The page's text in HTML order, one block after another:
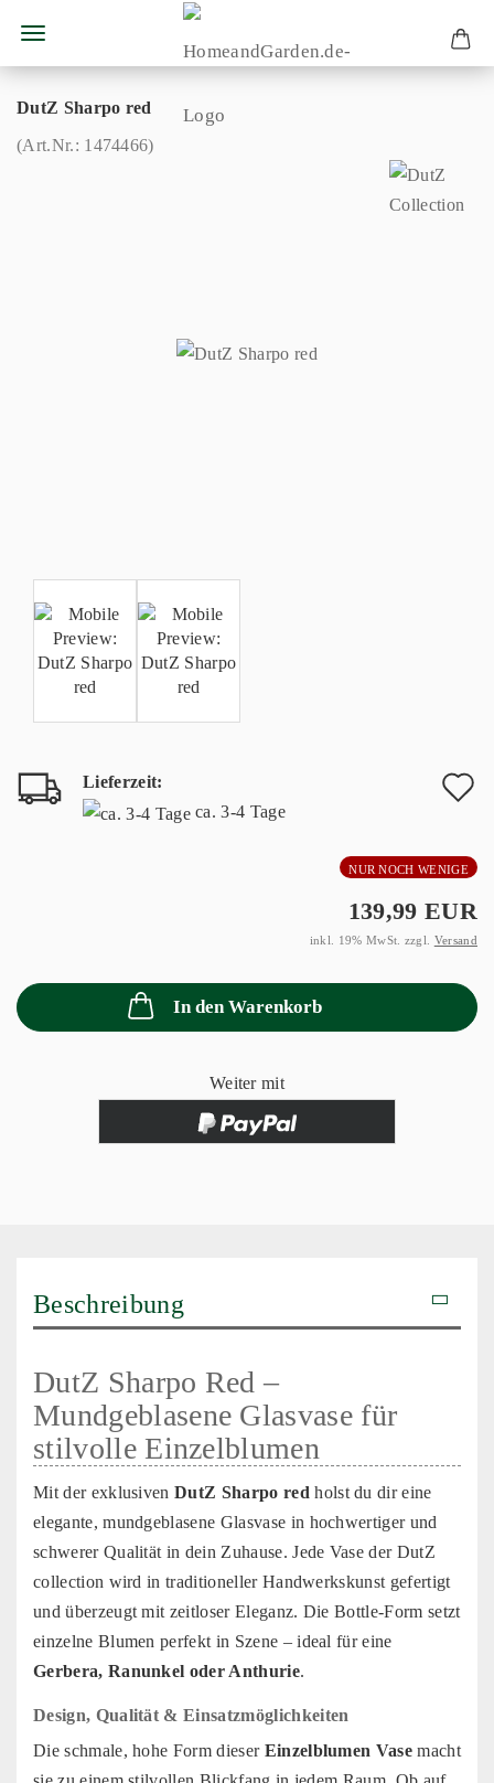
DutZ Sharpo red
(Art.Nr.: 1474466)
Lieferzeit:
ca. 3-4 Tage
NUR NOCH WENIGE
139,99 EUR
inkl. 19% MwSt. zzgl. Versand
In den Warenkorb
Weiter mit
Beschreibung
DutZ Sharpo Red –
Mundgeblasene Glasvase für
stilvolle Einzelblumen
Mit der exklusivenDutZ Sharpo red holst du dir eine
elegante, mundgeblasene Glasvase in hochwertiger und
schwerer Qualität in dein Zuhause. Jede Vase der DutZ
collection wird in traditioneller Handwerkskunst gefertigt
und überzeugt mit zeitloser Eleganz. Die Bottle-Form setzt
einzelne Blumen perfekt in Szene – ideal für eine
Gerbera, Ranunkel oder Anthurie.
Design, Qualität & Einsatzmöglichkeiten
Die schmale, hohe Form dieser Einzelblumen Vase macht